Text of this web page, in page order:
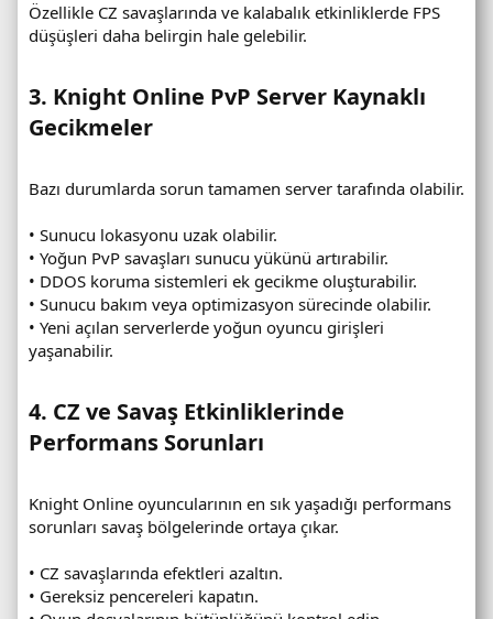
Özellikle CZ savaşlarında ve kalabalık etkinliklerde FPS
düşüşleri daha belirgin hale gelebilir.
3. Knight Online PvP Server Kaynaklı
Gecikmeler​
Bazı durumlarda sorun tamamen server tarafında olabilir.
• Sunucu lokasyonu uzak olabilir.
• Yoğun PvP savaşları sunucu yükünü artırabilir.
• DDOS koruma sistemleri ek gecikme oluşturabilir.
• Sunucu bakım veya optimizasyon sürecinde olabilir.
• Yeni açılan serverlerde yoğun oyuncu girişleri
yaşanabilir.
4. CZ ve Savaş Etkinliklerinde
Performans Sorunları​
Knight Online oyuncularının en sık yaşadığı performans
sorunları savaş bölgelerinde ortaya çıkar.
• CZ savaşlarında efektleri azaltın.
• Gereksiz pencereleri kapatın.